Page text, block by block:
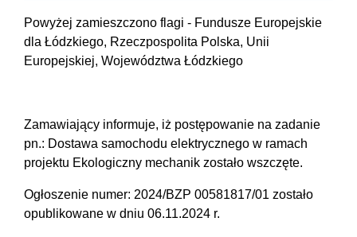
Powyżej zamieszczono flagi - Fundusze Europejskie
dla Łódzkiego, Rzeczpospolita Polska, Unii
Europejskiej, Województwa Łódzkiego
Zamawiający informuje, iż postępowanie na zadanie
pn.: Dostawa samochodu elektrycznego w ramach
projektu Ekologiczny mechanik zostało wszczęte.
Ogłoszenie numer: 2024/BZP 00581817/01 zostało
opublikowane w dniu 06.11.2024 r.